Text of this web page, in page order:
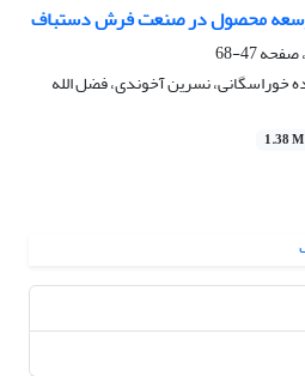
توسعه محصول در صنعت فرش دستباف
47-68
خوراسگانی، نسرین آخوندی، فضل الله
1.38 M